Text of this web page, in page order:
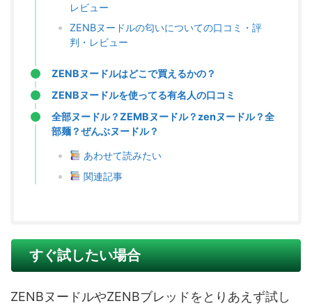
レビュー
ZENBヌードルの匂いについての口コミ・評
判・レビュー
ZENBヌードルはどこで買えるかの？
ZENBヌードルを使ってる有名人の口コミ
全部ヌードル？ZEMBヌードル？zenヌードル？全
部麺？ぜんぶヌードル？
あわせて読みたい
関連記事
すぐ試したい場合
ZENBヌードルやZENBブレッドをとりあえず試し